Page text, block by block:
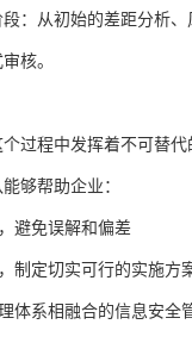
：从初始的差距分析
核。
过程中发挥着不可替代
够帮助企业：
避免误解和偏差
制定切实可行的实施方
体系相融合的信息安全